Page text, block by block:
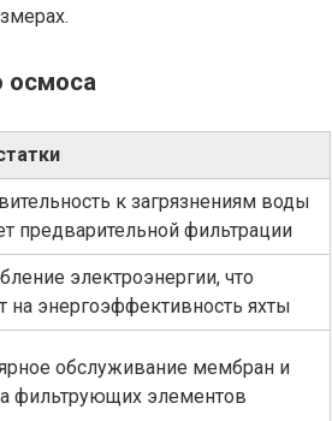
осмоса
к загрязнениям воды
предварительной фильтрации
электроэнергии, что
на энергоэффективность яхты
обслуживание мембран и
фильтрующих элементов